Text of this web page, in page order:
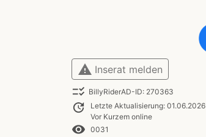
warning Inserat melden
checklist_rtl BillyRiderAD-ID: 270363
update
Letzte Aktualisierung: 01.06.2026
Vor Kurzem online
remove_red_eye 0031